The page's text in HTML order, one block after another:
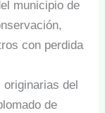
municipio de
con perdida
del
de